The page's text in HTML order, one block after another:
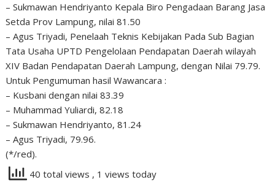
– Sukmawan Hendriyanto Kepala Biro Pengadaan Barang Jasa
Setda Prov Lampung, nilai 81.50
– Agus Triyadi, Penelaah Teknis Kebijakan Pada Sub Bagian
Tata Usaha UPTD Pengelolaan Pendapatan Daerah wilayah
XIV Badan Pendapatan Daerah Lampung, dengan Nilai 79.79.
Untuk Pengumuman hasil Wawancara :
– Kusbani dengan nilai 83.39
– Muhammad Yuliardi, 82.18
– Sukmawan Hendriyanto, 81.24
– Agus Triyadi, 79.96.
(*/red).
40 total views , 1 views today